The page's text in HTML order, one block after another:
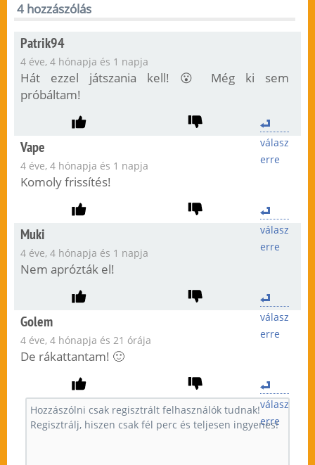
4 hozzászólás
Patrik94
4 éve, 4 hónapja és 1 napja
Hát ezzel játszania kell! 😮 Még ki sem
próbáltam!
válasz
erre
Vape
4 éve, 4 hónapja és 1 napja
Komoly frissítés!
válasz
erre
Muki
4 éve, 4 hónapja és 1 napja
Nem aprózták el!
válasz
erre
Golem
4 éve, 4 hónapja és 21 órája
De rákattantam! 🙂
válasz
erre